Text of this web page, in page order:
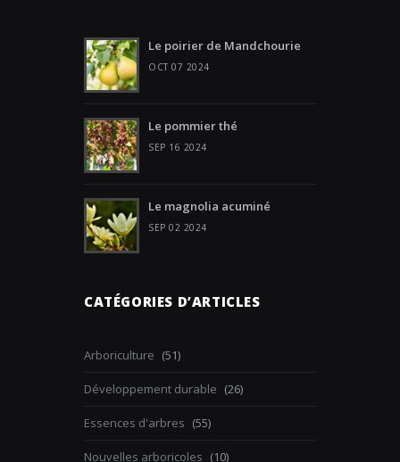
Le poirier de Mandchourie
OCT 07 2024
Le pommier thé
SEP 16 2024
Le magnolia acuminé
SEP 02 2024
CATÉGORIES D’ARTICLES
Arboriculture (51)
Développement durable (26)
Essences d'arbres (55)
Nouvelles arboricoles (10)